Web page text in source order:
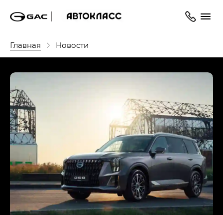
Главная Новости